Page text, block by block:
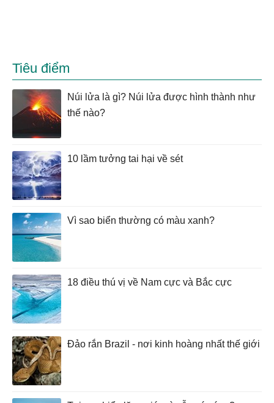
Tiêu điểm
Núi lửa là gì? Núi lửa được hình thành như
thế nào?
10 lầm tưởng tai hại về sét
Vì sao biển thường có màu xanh?
18 điều thú vị về Nam cực và Bắc cực
Đảo rắn Brazil - nơi kinh hoàng nhất thế giới